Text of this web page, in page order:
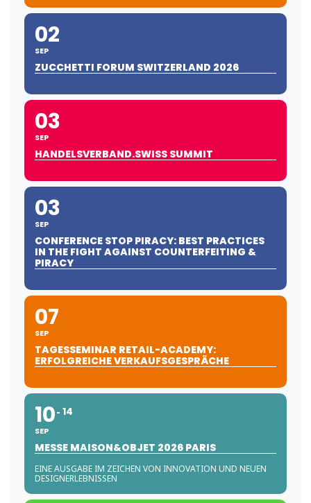
02
SEP
ZUCCHETTI FORUM SWITZERLAND 2026
03
SEP
HANDELSVERBAND.SWISS SUMMIT
03
SEP
CONFERENCE STOP PIRACY: BEST PRACTICES
IN THE FIGHT AGAINST COUNTERFEITING &
PIRACY
07
SEP
TAGESSEMINAR RETAIL-ACADEMY:
ERFOLGREICHE VERKAUFSGESPRÄCHE
10
SEP
14
MESSE MAISON&OBJET 2026 PARIS
EINE AUSGABE IM ZEICHEN VON INNOVATION UND NEUEN
DESIGNERLEBNISSEN